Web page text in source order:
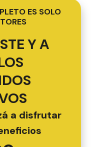
ES SOLO
Y A
a disfrutar